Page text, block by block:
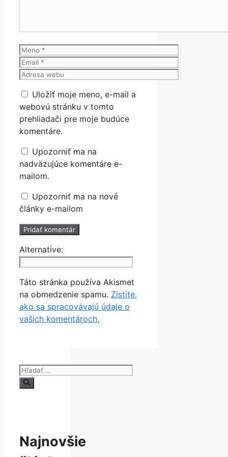
Meno
Email
Adresa
Uložiť moje meno, e-mail a
webovú stránku v tomto
prehliadači pre moje budúce
komentáre.
Upozorniť ma na
nadväzujúce komentáre e-
mailom.
Upozorniť ma na nové
články e-mailom
Alternative:
Táto stránka používa Akismet
na obmedzenie spamu. Zistite,
ako sa spracovávajú údaje o
vašich komentároch.
Hľadať:
Najnovšie